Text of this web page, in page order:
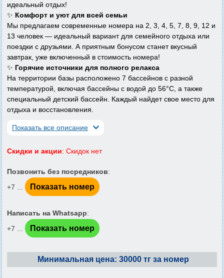
идеальный отдых!
✨ Комфорт и уют для всей семьи
Мы предлагаем современные номера на 2, 3, 4, 5, 7, 8, 9, 12 и
13 человек — идеальный вариант для семейного отдыха или
поездки с друзьями. А приятным бонусом станет вкусный
завтрак, уже включенный в стоимость номера!
✨ Горячие источники для полного релакса
На территории базы расположено 7 бассейнов с разной
температурой, включая бассейны с водой до 56°C, а также
специальный детский бассейн. Каждый найдет свое место для
отдыха и восстановления.
Показать все описание
Скидки и акции: Скидок нет
Позвонить без посредников:
+7 ...
Показать номер
Написать на Whatsapp:
+7 ...
Показать номер
Минимальная цена: 30000 тг за номер